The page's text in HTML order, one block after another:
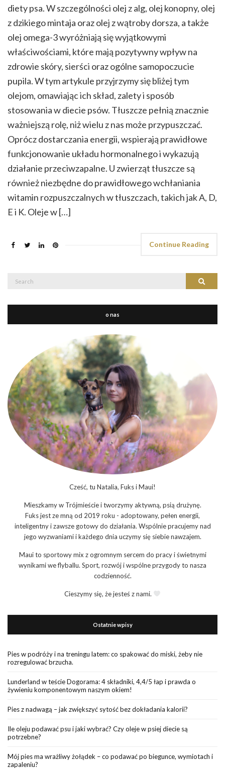
diety psa. W szczególności olej z alg, olej konopny, olej
z dzikiego mintaja oraz olej z wątroby dorsza, a także
olej omega-3 wyróżniają się wyjątkowymi
właściwościami, które mają pozytywny wpływ na
zdrowie skóry, sierści oraz ogólne samopoczucie
pupila. W tym artykule przyjrzymy się bliżej tym
olejom, omawiając ich skład, zalety i sposób
stosowania w diecie psów. Tłuszcze pełnią znacznie
ważniejszą rolę, niż wielu z nas może przypuszczać.
Oprócz dostarczania energii, wspierają prawidłowe
funkcjonowanie układu hormonalnego i wykazują
działanie przeciwzapalne. U zwierząt tłuszcze są
również niezbędne do prawidłowego wchłaniania
witamin rozpuszczalnych w tłuszczach, takich jak A, D,
E i K. Oleje w […]
Continue Reading
Search
Search
o nas
Cześć, tu Natalia, Fuks i Maui!
Mieszkamy w Trójmieście i tworzymy aktywną, psią drużynę.
Fuks jest ze mną od 2019 roku - adoptowany, pełen energii,
inteligentny i zawsze gotowy do działania. Wspólnie pracujemy nad
jego wyzwaniami i każdego dnia uczymy się siebie nawzajem.
Maui to sportowy mix z ogromnym sercem do pracy i świetnymi
wynikami we flyballu. Sport, rozwój i wspólne przygody to nasza
codzienność.
Cieszymy się, że jesteś z nami.
Ostatnie wpisy
Pies w podróży i na treningu latem: co spakować do miski, żeby nie
rozregulować brzucha.
Lunderland w teście Dogorama: 4 składniki, 4,4/5 łap i prawda o
żywieniu komponentowym naszym okiem!
Pies z nadwagą – jak zwiększyć sytość bez dokładania kalorii?
Ile oleju podawać psu i jaki wybrać? Czy oleje w psiej diecie są
potrzebne?
Mój pies ma wrażliwy żołądek – co podawać po biegunce, wymiotach i
zapaleniu?